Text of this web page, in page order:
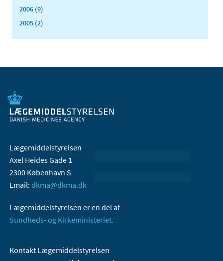
2006 (9)
2005 (2)
Lægemiddelstyrelsen
Axel Heides Gade 1
2300 København S
Email: dkma@dkma.dk
Lægemiddelstyrelsen er en del af
Sundheds- og Kirkeministeriet.
Kontakt Lægemiddelstyrelsen